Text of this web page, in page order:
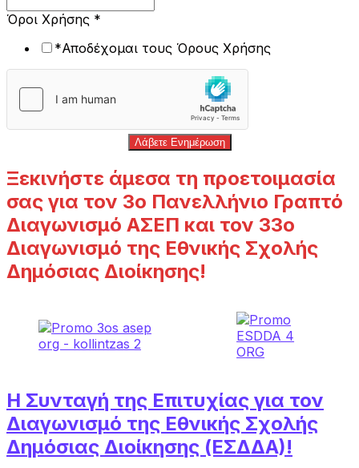
Όροι Χρήσης *
*Αποδέχομαι τους Όρους Χρήσης
Λάβετε Ενημέρωση
Ξεκινήστε άμεσα τη προετοιμασία
σας για τον 3ο Πανελλήνιο Γραπτό
Διαγωνισμό ΑΣΕΠ και τον 33ο
Διαγωνισμό της Εθνικής Σχολής
Δημόσιας Διοίκησης!
Η Συνταγή της Επιτυχίας για τον
Διαγωνισμό της Εθνικής Σχολής
Δημόσιας Διοίκησης (ΕΣΔΔΑ)!